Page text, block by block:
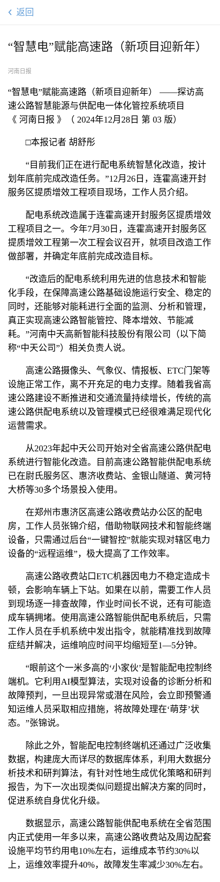
返回
“智慧电”赋能高速路（新项目迎新年）
河南日报
“智慧电”赋能高速路（新项目迎新年） ——探访高
速公路智慧能源与供配电一体化管控系统项目
《 河南日报 》（ 2024年12月28日 第 03 版）
□本报记者 胡舒彤
“目前我们正在进行配电系统智慧化改造，按计
划年底前完成改造任务。”12月26日，连霍高速开封
服务区提质增效工程项目现场，工作人员介绍。
配电系统改造属于连霍高速开封服务区提质增效
工程项目之一。今年7月30日，连霍高速开封服务区
提质增效工程第一次工程会议召开，就项目改造工作
做部署，并确定年底前完成改造目标。
“改造后的配电系统利用先进的信息技术和智能
化手段，在保障高速公路基础设施运行安全、稳定的
同时，还能够对能耗进行全面的监测、分析和管理，
真正实现高速公路智能管控、降本增效、节能减
耗。”河南中天高新智能科技股份有限公司（以下简
称“中天公司”）相关负责人说。
高速公路摄像头、气象仪、情报板、ETC门架等
设施正常工作，离不开充足的电力支撑。随着我省高
速公路建设不断推进和交通流量持续增长，传统的高
速公路供配电系统以及管理模式已经很难满足现代化
运营需求。
从2023年起中天公司开始对全省高速公路供配电
系统进行智能化改造。目前高速公路智能供配电系统
已在尉氏服务区、惠济收费站、金银山隧道、黄河特
大桥等30多个场景投入使用。
在郑州市惠济区高速公路收费站办公区的配电
房，工作人员张锦介绍，借助物联网技术和智能终端
设备，只需通过后台“一键智控”就能实现对辖区电力
设备的“远程运维”，极大提高了工作效率。
高速公路收费站口ETC机器因电力不稳定造成卡
顿，会影响车辆上下站。如果在以前，需要工作人员
到现场逐一排查故障，作业时间长不说，还有可能造
成车辆拥堵。使用高速公路智能供配电系统后，只需
工作人员在手机系统中发出指令，就能精准找到故障
症结并解决，运维响应时间平均缩短至1—5分钟。
“眼前这个一米多高的‘小家伙’是智能配电控制终
端机。它利用AI模型算法，实现对设备的诊断分析和
故障预判，一旦出现异常或潜在风险，会立即预警通
知运维人员采取相应措施，将故障处理在‘萌芽’状
态。”张锦说。
除此之外，智能配电控制终端机还通过广泛收集
数据，构建庞大而详尽的数据库体系，利用大数据分
析技术和研判算法，有针对性地生成优化策略和研判
报告，为下一次出现类似问题提出解决方案的同时，
促进系统自身优化升级。
数据显示，高速公路智能供配电系统在全省范围
内正式使用一年多以来，高速公路收费站及周边配套
设施平均节约用电10%左右，运维成本节约30%以
上，运维效率提升40%，故障发生率减少30%左右。